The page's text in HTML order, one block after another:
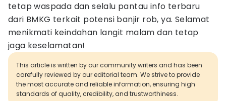
tetap waspada dan selalu pantau info terbaru
dari BMKG terkait potensi banjir rob, ya. Selamat
menikmati keindahan langit malam dan tetap
jaga keselamatan!
This article is written by our community writers and has been
carefully reviewed by our editorial team. We strive to provide
the most accurate and reliable information, ensuring high
standards of quality, credibility, and trustworthiness.